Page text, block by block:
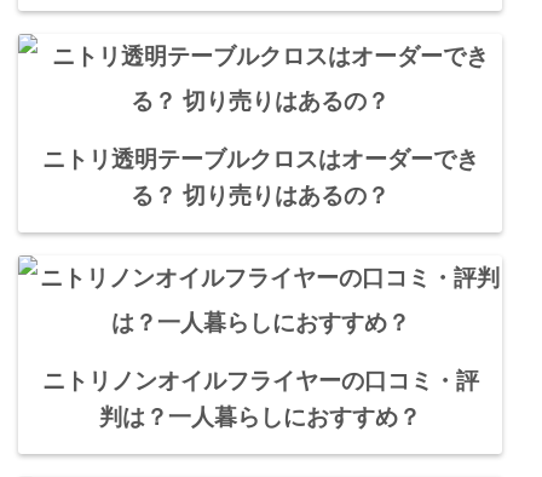
ニトリ透明テーブルクロスはオーダーでき
る？ 切り売りはあるの？
ニトリノンオイルフライヤーの口コミ・評
判は？一人暮らしにおすすめ？